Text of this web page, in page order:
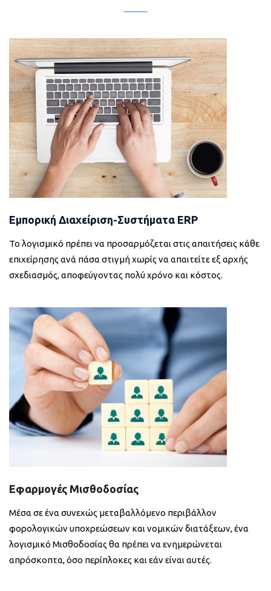
Εμπορική Διαχείριση-Συστήματα ERP
Το λογισμικό πρέπει να προσαρμόζεται στις απαιτήσεις κάθε
επιχείρησης ανά πάσα στιγμή χωρίς να απαιτείτε εξ αρχής
σχεδιασμός, αποφεύγοντας πολύ χρόνο και κόστος.
Εφαρμογές Μισθοδοσίας
Μέσα σε ένα συνεχώς μεταβαλλόμενο περιβάλλον
φορολογικών υποχρεώσεων και νομικών διατάξεων, ένα
λογισμικό Μισθοδοσίας θα πρέπει να ενημερώνεται
απρόσκοπτα, όσο περίπλοκες και εάν είναι αυτές.